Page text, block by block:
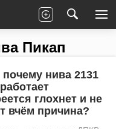
Нива Пикап
Пикап
нива 2131
глохнет и не
вчём причина?